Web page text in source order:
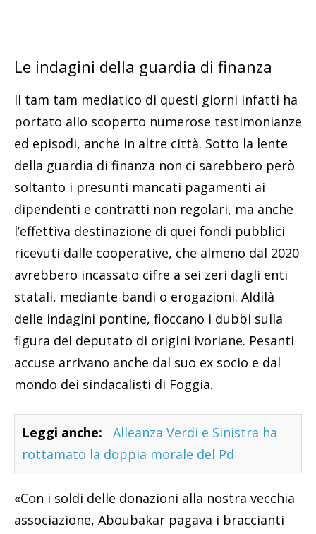
Le indagini della guardia di finanza
Il tam tam mediatico di questi giorni infatti ha
portato allo scoperto numerose testimonianze
ed episodi, anche in altre città. Sotto la lente
della guardia di finanza non ci sarebbero però
soltanto i presunti mancati pagamenti ai
dipendenti e contratti non regolari, ma anche
l’effettiva destinazione di quei fondi pubblici
ricevuti dalle cooperative, che almeno dal 2020
avrebbero incassato cifre a sei zeri dagli enti
statali, mediante bandi o erogazioni. Aldilà
delle indagini pontine, fioccano i dubbi sulla
figura del deputato di origini ivoriane. Pesanti
accuse arrivano anche dal suo ex socio e dal
mondo dei sindacalisti di Foggia.
Leggi anche:
Alleanza Verdi e Sinistra ha
rottamato la doppia morale del Pd
«Con i soldi delle donazioni alla nostra vecchia
associazione, Aboubakar pagava i braccianti